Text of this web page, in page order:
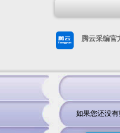
腾云采编官
如果您还没